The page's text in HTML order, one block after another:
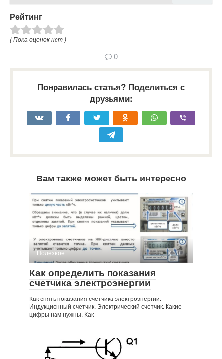
Рейтинг
( Пока оценок нет )
0
Понравилась статья? Поделиться с
друзьями:
Вам также может быть интересно
Полезное 0
Как определить показания
счетчика электроэнергии
Как снять показания счетчика электроэнергии.
Индукционный счетчик. Электрический счетчик. Какие
цифры нам нужны. Как